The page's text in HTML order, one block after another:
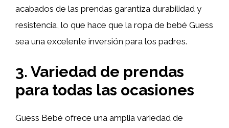
acabados de las prendas garantiza durabilidad y
resistencia, lo que hace que la ropa de bebé Guess
sea una excelente inversión para los padres.
3. Variedad de prendas
para todas las ocasiones
Guess Bebé ofrece una amplia variedad de